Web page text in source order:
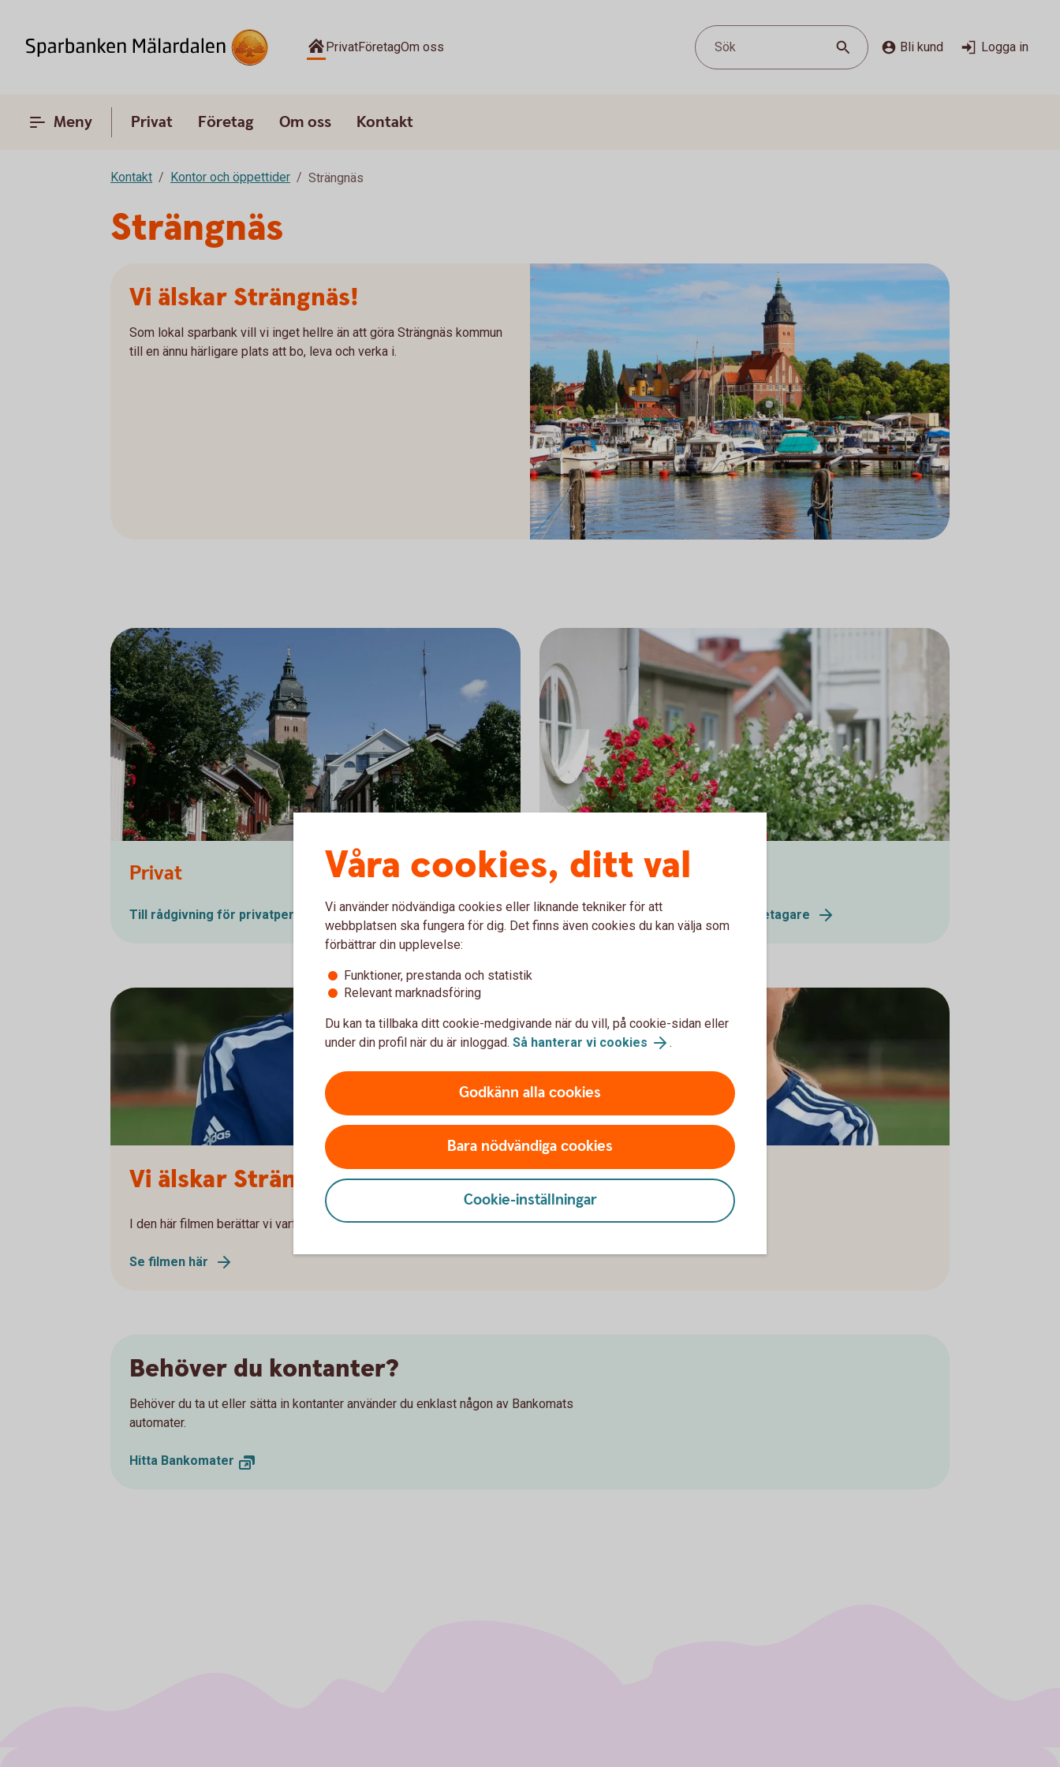
PrivatFöretagOm oss Sök Bli kund Logga in
Meny Privat Företag Om oss Kontakt
Kontakt Kontor och öppettider Strängnäs
Strängnäs
Vi älskar Strängnäs!
Som lokal sparbank vill vi inget hellre än att göra Strängnäs kommun
till en ännu härligare plats att bo, leva och verka i.
Privat
Till rådgivning för privatpersoner
Blommande häck
Företag
Till rådgivning för företag och företagare
Vi älskar Strängnäs!
I den här filmen berättar vi varför.
Se filmen här
Behöver du kontanter?
Behöver du ta ut eller sätta in kontanter använder du enklast någon av Bankomats
automater.
Hitta Bankomater
Våra cookies, ditt val
Vi använder nödvändiga cookies eller liknande tekniker för att
webbplatsen ska fungera för dig. Det finns även cookies du kan välja som
förbättrar din upplevelse:
Funktioner, prestanda och statistik
Relevant marknadsföring
Du kan ta tillbaka ditt cookie-medgivande när du vill, på cookie-sidan eller
under din profil när du är inloggad. Så hanterar vi cookies .
Godkänn alla cookies
Bara nödvändiga cookies
Cookie-inställningar